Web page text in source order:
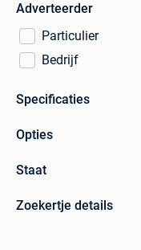
Adverteerder
Particulier
Bedrijf
Specificaties
Opties
Staat
Zoekertje details